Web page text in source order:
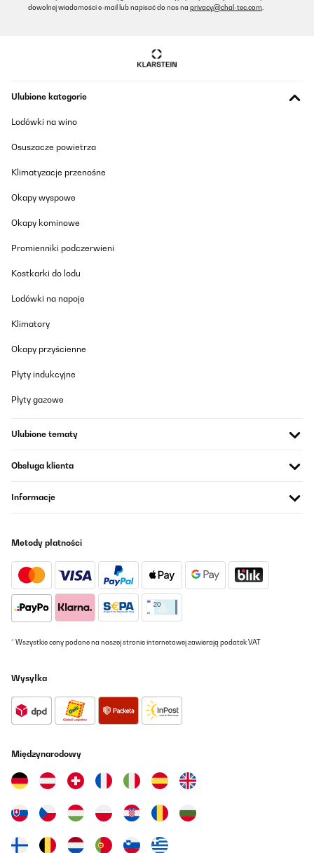
dowolnej wiadomości e-mail lub napisać do nas na privacy@chal-tec.com
Ulubione kategorie
Lodówki na wino
Osuszacze powietrza
Klimatyzacje przenośne
Okapy wyspowe
Okapy kominowe
Promienniki podczerwieni
Kostkarki do lodu
Lodówki na napoje
Klimatory
Okapy przyścienne
Płyty indukcyjne
Płyty gazowe
Ulubione tematy
Obsługa klienta
Informacje
Metody płatności
* Wszystkie ceny podane na naszej stronie internetowej zawierają podatek VAT
Wysyłka
Międzynarodowy